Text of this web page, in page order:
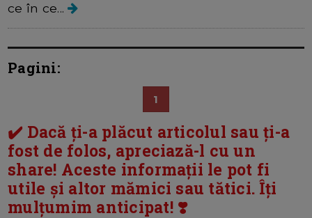
ce în ce...
Pagini:
1
✔️ Dacă ți-a plăcut articolul sau ți-a
fost de folos, apreciază-l cu un
share! Aceste informații le pot fi
utile și altor mămici sau tătici. Îți
mulțumim anticipat! ❣️